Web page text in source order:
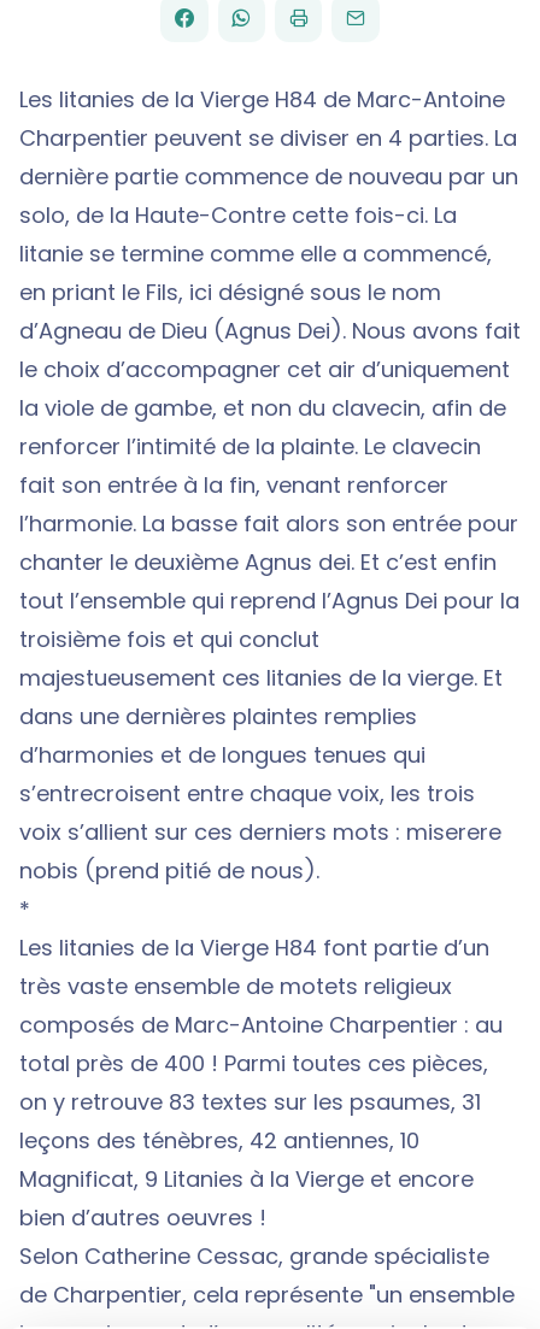
PARTAGER
FACEBOOK
PARTAGER
WHATSAPP
IMPRIMERENVOYER
PAR
EMAIL
Les litanies de la Vierge H84 de Marc-Antoine
Charpentier peuvent se diviser en 4 parties. La
dernière partie commence de nouveau par un
solo, de la Haute-Contre cette fois-ci. La
litanie se termine comme elle a commencé,
en priant le Fils, ici désigné sous le nom
d’Agneau de Dieu (Agnus Dei). Nous avons fait
le choix d’accompagner cet air d’uniquement
la viole de gambe, et non du clavecin, afin de
renforcer l’intimité de la plainte. Le clavecin
fait son entrée à la fin, venant renforcer
l’harmonie. La basse fait alors son entrée pour
chanter le deuxième Agnus dei. Et c’est enfin
tout l’ensemble qui reprend l’Agnus Dei pour la
troisième fois et qui conclut
majestueusement ces litanies de la vierge. Et
dans une dernières plaintes remplies
d’harmonies et de longues tenues qui
s’entrecroisent entre chaque voix, les trois
voix s’allient sur ces derniers mots : miserere
nobis (prend pitié de nous).
*
Les litanies de la Vierge H84 font partie d’un
très vaste ensemble de motets religieux
composés de Marc-Antoine Charpentier : au
total près de 400 ! Parmi toutes ces pièces,
on y retrouve 83 textes sur les psaumes, 31
leçons des ténèbres, 42 antiennes, 10
Magnificat, 9 Litanies à la Vierge et encore
bien d’autres oeuvres !
Selon Catherine Cessac, grande spécialiste
de Charpentier, cela représente "un ensemble